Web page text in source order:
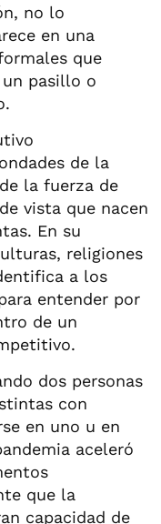
no lo
en una
que
pasillo o
de la
la fuerza de
vista que nacen
En su
religiones
a los
entender por
de un
dos personas
con
en uno u en
aceleró
que la
capacidad de